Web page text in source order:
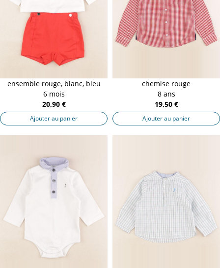
ensemble rouge, blanc, bleu
6 mois
20,90 €
Ajouter au panier
chemise rouge
8 ans
19,50 €
Ajouter au panier